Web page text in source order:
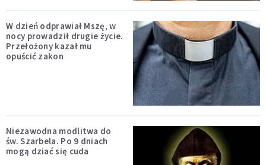
W dzień odprawiał Mszę, w
nocy prowadził drugie życie.
Przełożony kazał mu
opuścić zakon
Niezawodna modlitwa do
św. Szarbela. Po 9 dniach
mogą dziać się cuda